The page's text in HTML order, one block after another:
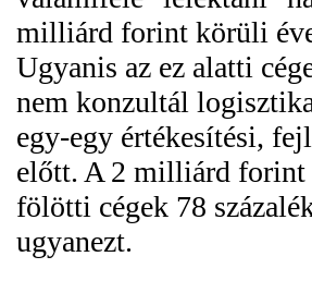
milliárd forint körüli
Ugyanis az ez alatti
nem konzultál
egy-egy értékesítési,
előtt. A 2 milliárd forint
fölötti cégek 78
ugyanezt.